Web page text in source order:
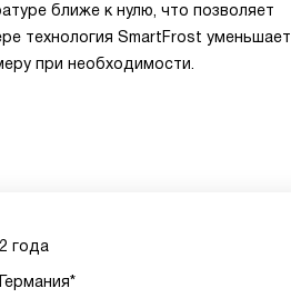
ближе к нулю, что позволяет
технология SmartFrost уменьшает
при необходимости.
2 года
Германия*